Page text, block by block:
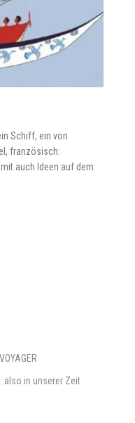
Schiff, ein von
französisch:
auch Ideen auf dem
also in unserer Zeit